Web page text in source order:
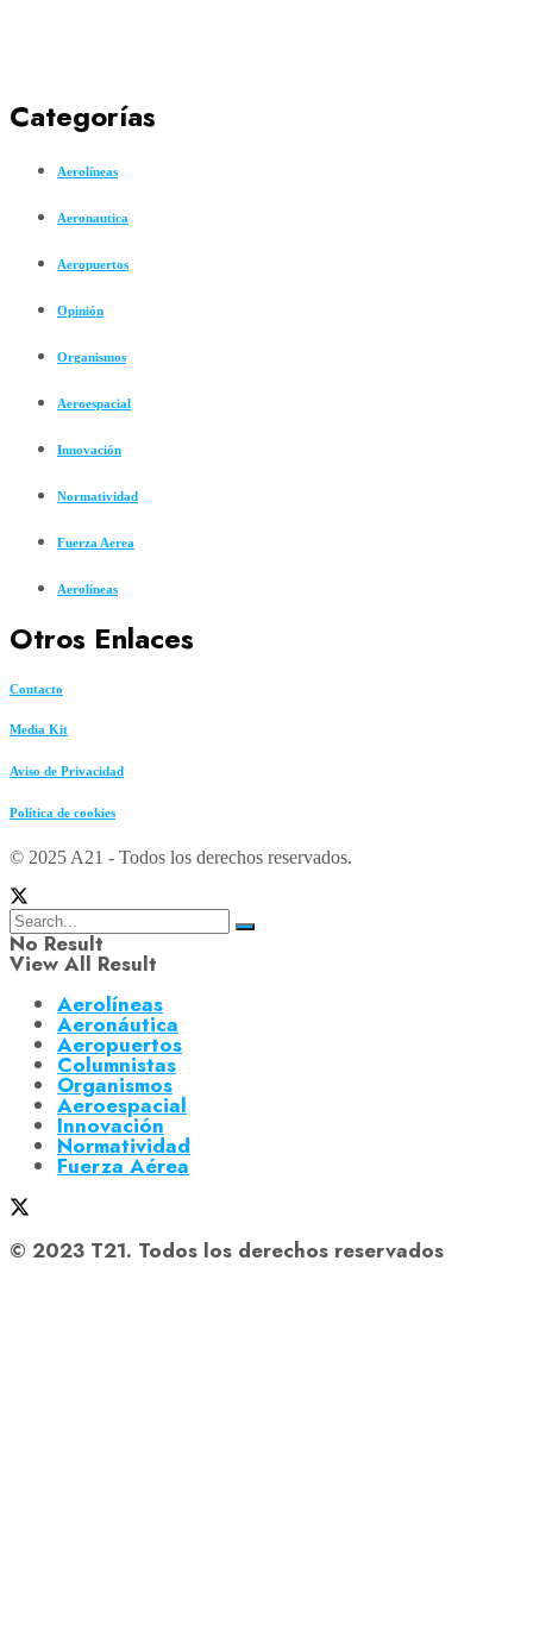
Categorías
Aerolíneas
Aeronautica
Aeropuertos
Opinión
Organismos
Aeroespacial
Innovación
Normatividad
Fuerza Aerea
Aerolíneas
Otros Enlaces
Contacto
Media Kit
Aviso de Privacidad
Política de cookies
© 2025 A21 - Todos los derechos reservados.
No Result
View All Result
Aerolíneas
Aeronáutica
Aeropuertos
Columnistas
Organismos
Aeroespacial
Innovación
Normatividad
Fuerza Aérea
© 2023 T21. Todos los derechos reservados